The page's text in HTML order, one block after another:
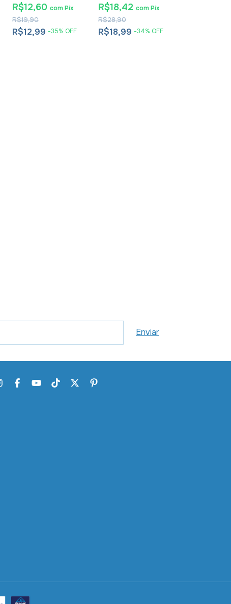
R$12,99 -35% OFF
R$19,90
R$12,60 comPix
Owen
R$18,99 -34% OFF
R$28,90
R$18,42 comPix